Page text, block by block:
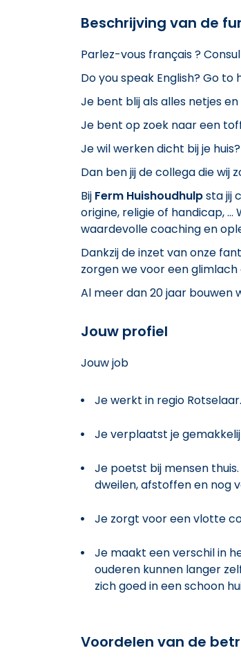
Beschrijving van de
Parlez-vous français ?
Do you speak English? Go
Je bent blij als alles netjes
Je bent op zoek naar een
Je wil werken dicht bij je huis?
Dan ben jij de collega die wij
Bij Ferm Huishoudhulpsta jij
origine, religie of handicap, …
waardevolle coaching en
Dankzij de inzet van onze
zorgen we voor een
Al meer dan 20 jaar bouwen
Jouw profiel
Jouw job
Je werkt in regio Rotselaar.
Je verplaatst je
Je poetst bij mensen
dweilen, afstoffen en nog
Je zorgt voor een vlotte
Je maakt een verschil in
ouderen kunnen langer
zich goed in een schoon
Voordelen van de